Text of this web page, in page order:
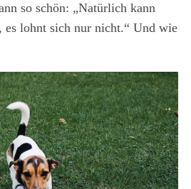
so schön: „Natürlich kann
es lohnt sich nur nicht.“ Und wie